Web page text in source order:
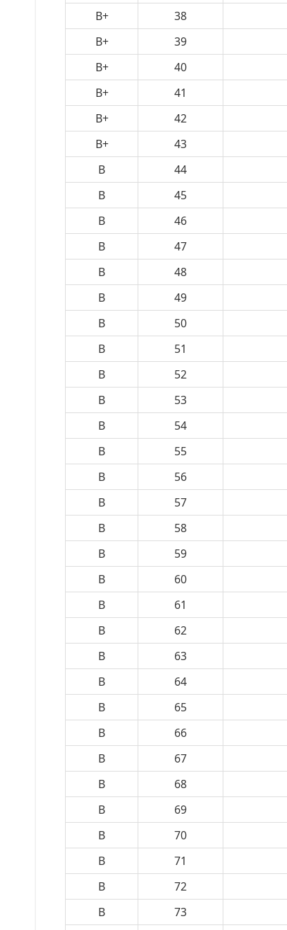
B+
38
B+
39
B+
40
B+
41
B+
42
B+
43
B
44
B
45
B
46
B
47
B
48
B
49
B
50
B
51
B
52
B
53
B
54
B
55
B
56
B
57
B
58
B
59
B
60
B
61
B
62
B
63
B
64
B
65
B
66
B
67
B
68
B
69
B
70
B
71
B
72
B
73